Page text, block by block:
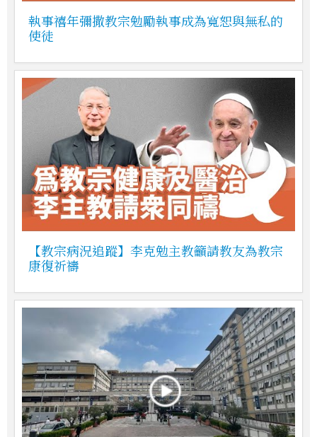
執事禧年彌撒教宗勉勵執事成為寬恕與無私的
使徒
【教宗病況追蹤】李克勉主教籲請教友為教宗
康復祈禱